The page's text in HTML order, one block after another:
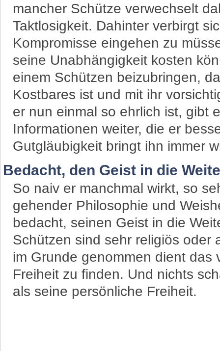
mancher Schütze verwechselt
Taktlosigkeit. Dahinter verbirgt
Kompromisse eingehen zu
seine Unabhängigkeit kosten
einem Schützen beizubringen,
Kostbares ist und mit ihr
er nun einmal so ehrlich ist, gibt
Informationen weiter, die er
Gutgläubigkeit bringt ihn immer
Bedacht, den Geist in die
So naiv er manchmal wirkt, so
gehender Philosophie und
bedacht, seinen Geist in die
Schützen sind sehr religiös oder
im Grunde genommen dient das
Freiheit zu finden. Und nichts
als seine persönliche Freiheit.